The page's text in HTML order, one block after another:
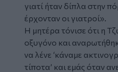
γιατί ήταν δίπλα στην
έρχονταν οι γιατροί».
Η μητέρα τόνισε ότι η
οξυγόνο και
να λένε ‘κάναμε
τίποτα’ και εμάς όταν